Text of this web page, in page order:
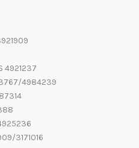
4921237
4984239
3171016